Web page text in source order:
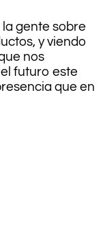
gente sobre
y viendo
nos
futuro este
que en